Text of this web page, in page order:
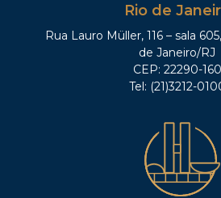
Rio de
Rua Lauro Müller, 116 – sala
de Janeiro/RJ
CEP: 22290-160
Tel: (21)3212-